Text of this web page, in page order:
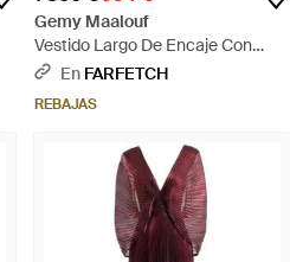
Gemy Maalouf
Vestido Largo De Encaje Con
Cuello En V - Negro
En FARFETCH
REBAJAS